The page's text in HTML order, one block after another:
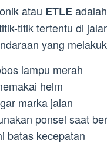
atau ETLE
titik tertentu di
yang
lampu merah
helm
marka jalan
ponsel saat
batas kecepatan